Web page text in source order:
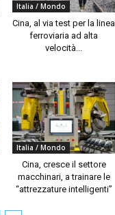
Italia / Mondo
Cina, al via test per la linea
ferroviaria ad alta
velocità...
Italia / Mondo
Cina, cresce il settore
macchinari, a trainare le
“attrezzature intelligenti”